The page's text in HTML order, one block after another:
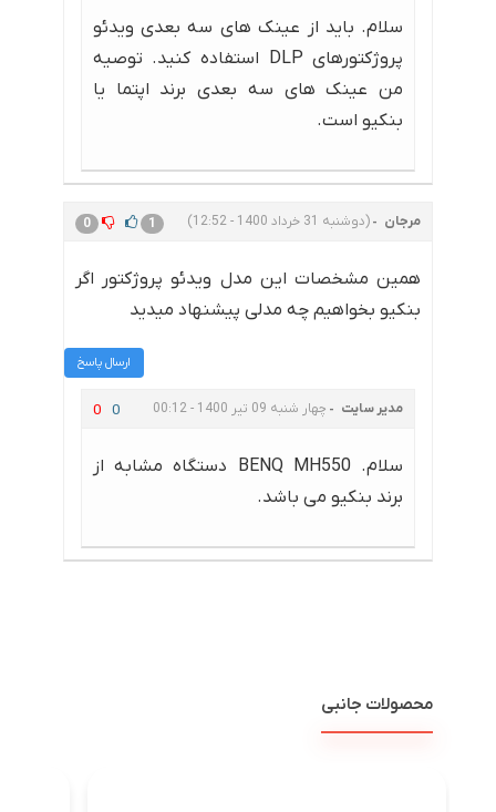
سلام. باید از عینک های سه بعدی ویدئو
پروژکتورهای DLP استفاده کنید. توصیه
من عینک های سه بعدی برند اپتما یا
بنکیو است.
مرجان (دوشنبه 31 خرداد 1400 - 12:52) 0 1
همین مشخصات این مدل ویدئو پروژکتور اگر
بنکیو بخواهیم چه مدلی پیشنهاد میدید
ارسال پاسخ
مدیر سایت چهار شنبه 09 تیر 1400 - 00:12 0 0
سلام. BENQ MH550 دستگاه مشابه از
برند بنکیو می باشد.
محصولات جانبی